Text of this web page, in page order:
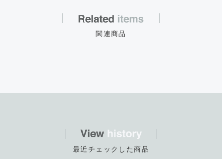
関連商品
最近チェックした商品